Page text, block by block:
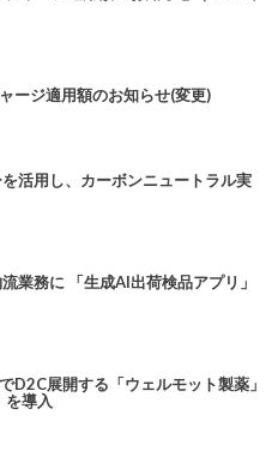
ジ適用額のお知らせ(変更)
活用し、カーボンニュートラル実
業務に 「生成AI出荷検品アプリ」
D2C展開する「ウェルモット製薬」
を導入